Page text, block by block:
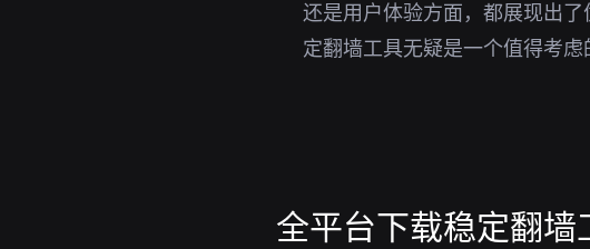
还是用户体验方面，都展现出
定翻墙工具无疑是一个值得考虑
全平台下载稳定翻